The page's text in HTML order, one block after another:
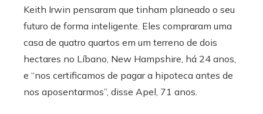
Keith Irwin pensaram que tinham planeado o seu
futuro de forma inteligente. Eles compraram uma
casa de quatro quartos em um terreno de dois
hectares no Líbano, New Hampshire, há 24 anos,
e “nos certificamos de pagar a hipoteca antes de
nos aposentarmos”, disse Apel, 71 anos.